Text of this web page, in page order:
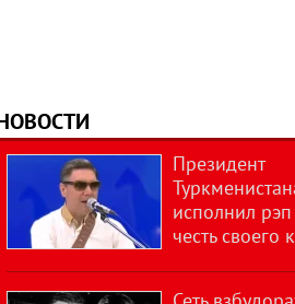
Президент
исполнил рэп
честь своего